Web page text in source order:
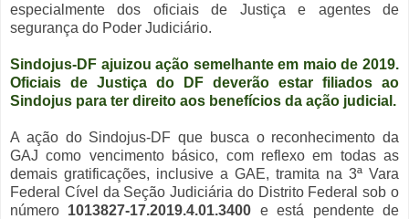
especialmente dos oficiais de Justiça e agentes de
segurança do Poder Judiciário.
Sindojus-DF ajuizou ação semelhante em maio de 2019.
Oficiais de Justiça do DF deverão estar filiados ao
Sindojus para ter direito aos benefícios da ação judicial.
A ação do Sindojus-DF que busca o reconhecimento da
GAJ como vencimento básico, com reflexo em todas as
demais gratificações, inclusive a GAE, tramita na 3ª Vara
Federal Cível da Seção Judiciária do Distrito Federal sob o
número 1013827-17.2019.4.01.3400 e está pendente de